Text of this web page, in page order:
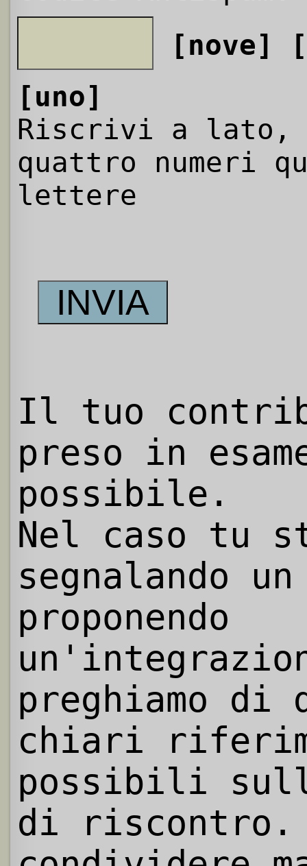
[nove]
[uno]
Riscrivi a
quattro numeri
lettere
Il tuo
preso in
possibile.
Nel caso tu
segnalando
proponendo
preghiamo
chiari
possibili
di riscontro.